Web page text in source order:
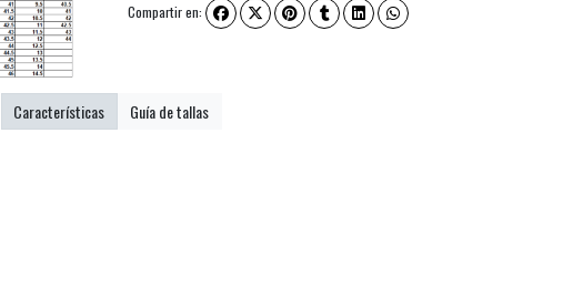
Compartir en:
Características Guía de tallas